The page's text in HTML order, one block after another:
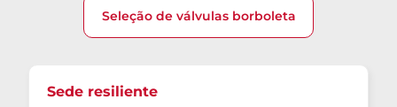
Seleção de válvulas borboleta
Sede resiliente